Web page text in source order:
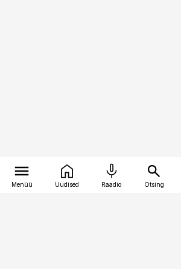
Menüü Uudised Raadio Otsing